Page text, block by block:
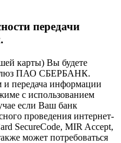
передачи
карты) Вы будете
ПАО СБЕРБАНК.
передача информации
с использованием
если Ваш банк
проведения интернет-
SecureCode, MIR Accept,
может потребоваться